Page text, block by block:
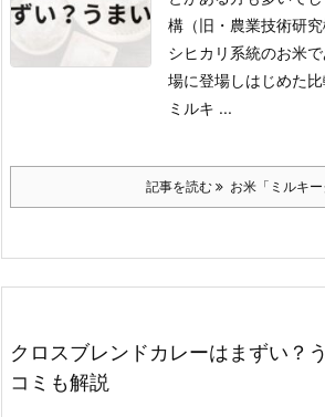
構（旧・農業技術研
シヒカリ系統のお米
場に登場しはじめた比
ミルキ ...
記事を読む お米「ミルキー
クロスブレンドカレーはまずい？
コミも解説